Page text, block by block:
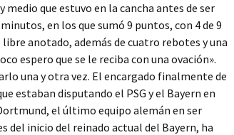
que estuvo en la cancha antes de ser
en los que sumó 9 puntos, con 4 de 9
anotado, además de cuatro rebotes y una
espero que se le reciba con una ovación».
una y otra vez. El encargado finalmente de
estaban disputando el PSG y el Bayern en
el último equipo alemán en ser
del inicio del reinado actual del Bayern, ha